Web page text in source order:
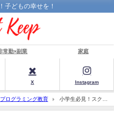
子どもの幸せを！
常勤×副業 家庭
X Instagram
プログラミング教育
小学生必見！スクラ
こ」